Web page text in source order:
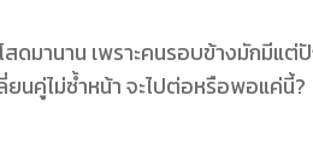
สดมานาน เพราะคนรอบข้างมักมี
นคู่ไม่ซ้ำหน้า จะไปต่อหรือพอแค่นี้?